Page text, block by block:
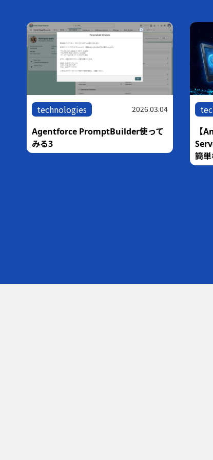
technologies 2026.03.04
Agentforce PromptBuilder使って
みる3
【
簡